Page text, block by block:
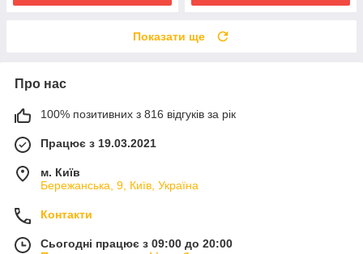
Показати ще
Про нас
100% позитивних з 816 відгуків за рік
Працює з 19.03.2021
м. Київ
Бережанська, 9, Київ, Україна
Контакти
Сьогодні працює з 09:00 до 20:00